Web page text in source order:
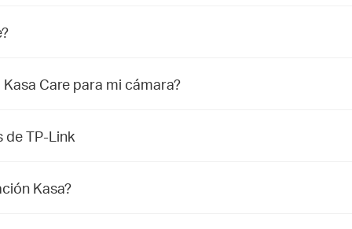
Care para mi cámara?
de TP-Link
Kasa?